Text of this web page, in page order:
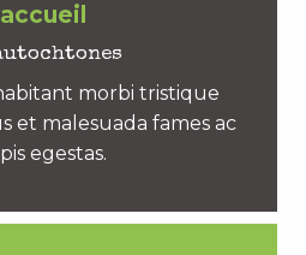
morbi tristique
et malesuada fames ac
egestas.